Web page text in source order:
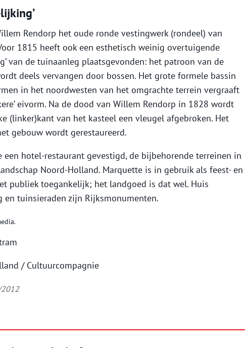
Rendorp het oude ronde vestingwerk (rondeel) van
1815 heeft ook een esthetisch weinig overtuigende
van de tuinaanleg plaatsgevonden: het patroon van de
deels vervangen door bossen. Het grote formele bassin
in het noordwesten van het omgrachte terrein vergraaft
eivorm. Na de dood van Willem Rendorp in 1828 wordt
(linker)kant van het kasteel een vleugel afgebroken. Het
gebouw wordt gerestaureerd.
een hotel-restaurant gevestigd, de bijbehorende terreinen in
Noord-Holland. Marquette is in gebruik als feest- en
publiek toegankelijk; het landgoed is dat wel. Huis
en tuinsieraden zijn Rijksmonumenten.
/ Cultuurcompagnie